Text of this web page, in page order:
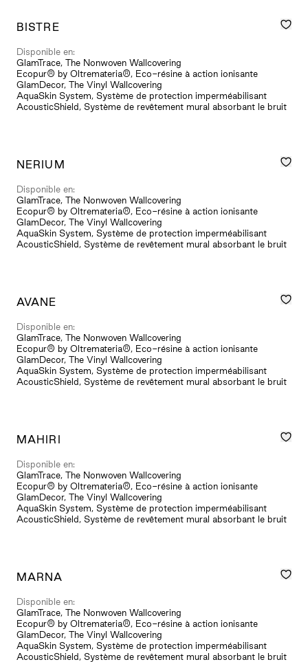
BISTRE
Disponible en:
GlamTrace, The Nonwoven Wallcovering
Ecopur® by Oltremateria®, Eco-résine à action ionisante
GlamDecor, The Vinyl Wallcovering
AquaSkin System, Système de protection imperméabilisant
AcousticShield, Système de revêtement mural absorbant le bruit
NERIUM
Disponible en:
GlamTrace, The Nonwoven Wallcovering
Ecopur® by Oltremateria®, Eco-résine à action ionisante
GlamDecor, The Vinyl Wallcovering
AquaSkin System, Système de protection imperméabilisant
AcousticShield, Système de revêtement mural absorbant le bruit
AVANE
Disponible en:
GlamTrace, The Nonwoven Wallcovering
Ecopur® by Oltremateria®, Eco-résine à action ionisante
GlamDecor, The Vinyl Wallcovering
AquaSkin System, Système de protection imperméabilisant
AcousticShield, Système de revêtement mural absorbant le bruit
MAHIRI
Disponible en:
GlamTrace, The Nonwoven Wallcovering
Ecopur® by Oltremateria®, Eco-résine à action ionisante
GlamDecor, The Vinyl Wallcovering
AquaSkin System, Système de protection imperméabilisant
AcousticShield, Système de revêtement mural absorbant le bruit
MARNA
Disponible en:
GlamTrace, The Nonwoven Wallcovering
Ecopur® by Oltremateria®, Eco-résine à action ionisante
GlamDecor, The Vinyl Wallcovering
AquaSkin System, Système de protection imperméabilisant
AcousticShield, Système de revêtement mural absorbant le bruit